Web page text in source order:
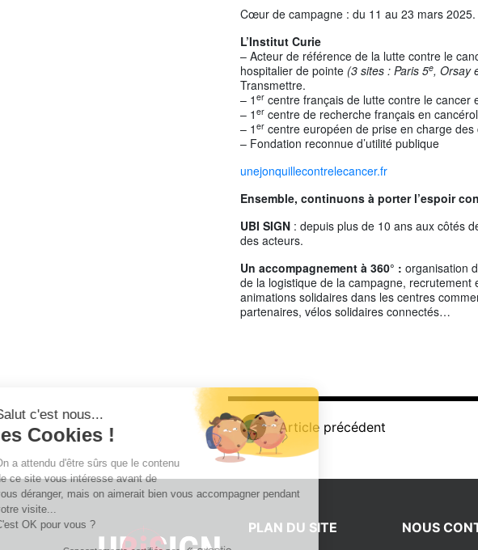
Cœur de campagne : du 11 au 23 mars 2025.
L’Institut Curie
– Acteur de référence de la lutte contre le
hospitalier de pointe (3 sites : Paris 5e, Orsay
Transmettre.
– 1 er centre français de lutte contre le cancer
– 1 er centre de recherche français en
– 1 er centre européen de prise en charge des
– Fondation reconnue d’utilité publique
unejonquillecontrelecancer.fr
Ensemble, continuons à porter l’espoir
UBI SIGN : depuis plus de 10 ans aux côtés
des acteurs.
Un accompagnement à 360° : organisation
de la logistique de la campagne,
animations solidaires dans les centres
partenaires, vélos solidaires connectés…
< Article précédent
PLAN DU SITE NOUS
Salut c'est nous...
les Cookies !
On a attendu d'être sûrs que le contenu
de ce site vous intéresse avant de
vous déranger, mais on aimerait bien vous accompagner pendant
votre visite...
C'est OK pour vous ?